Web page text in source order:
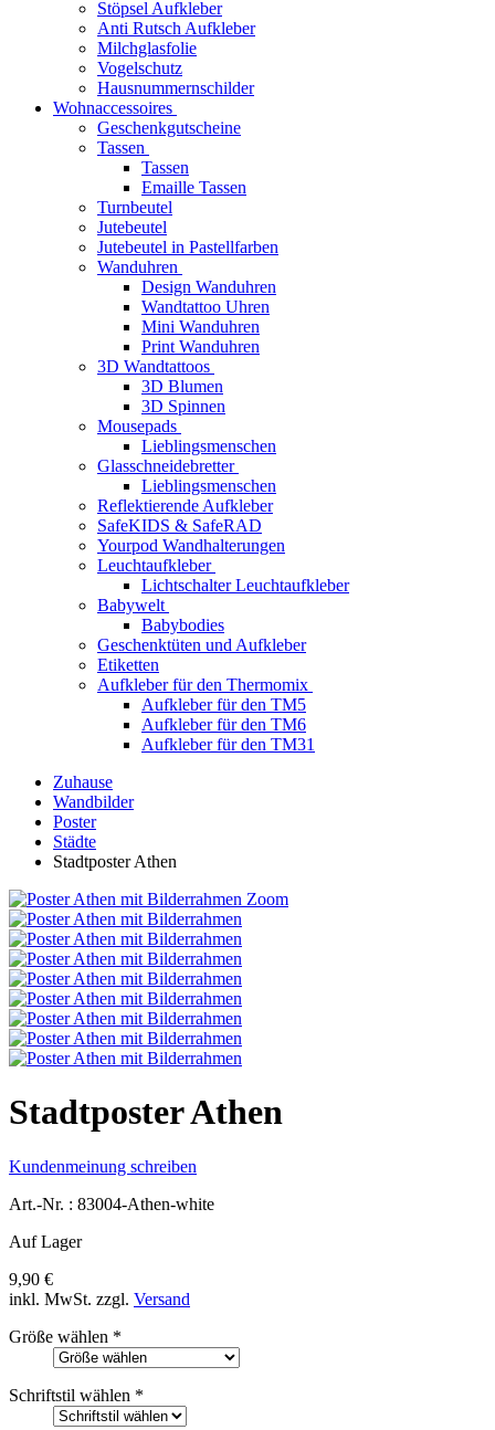
Stöpsel Aufkleber
Anti Rutsch Aufkleber
Milchglasfolie
Vogelschutz
Hausnummernschilder
Wohnaccessoires
Geschenkgutscheine
Tassen
Tassen
Emaille Tassen
Turnbeutel
Jutebeutel
Jutebeutel in Pastellfarben
Wanduhren
Design Wanduhren
Wandtattoo Uhren
Mini Wanduhren
Print Wanduhren
3D Wandtattoos
3D Blumen
3D Spinnen
Mousepads
Lieblingsmenschen
Glasschneidebretter
Lieblingsmenschen
Reflektierende Aufkleber
SafeKIDS & SafeRAD
Yourpod Wandhalterungen
Leuchtaufkleber
Lichtschalter Leuchtaufkleber
Babywelt
Babybodies
Geschenktüten und Aufkleber
Etiketten
Aufkleber für den Thermomix
Aufkleber für den TM5
Aufkleber für den TM6
Aufkleber für den TM31
Zuhause
Wandbilder
Poster
Städte
Stadtposter Athen
Zoom
Stadtposter Athen
Kundenmeinung schreiben
Art.-Nr. : 83004-Athen-white
Auf Lager
9,90 €
inkl. MwSt. zzgl. Versand
Größe wählen *
Schriftstil wählen *